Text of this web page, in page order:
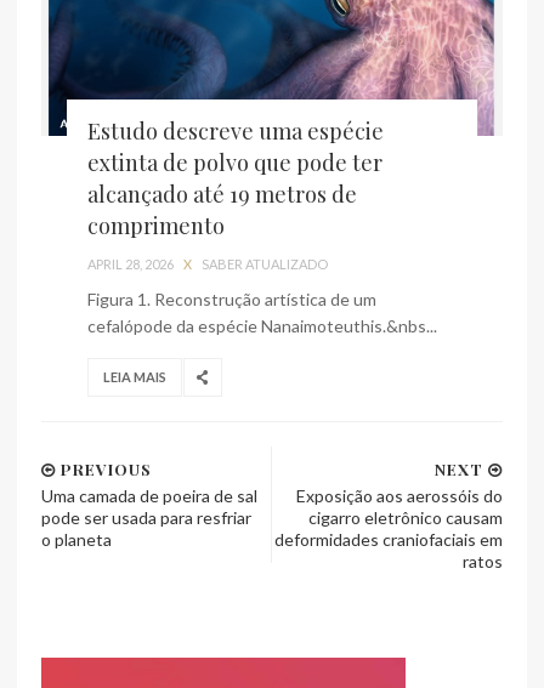
Estudo descreve uma espécie
extinta de polvo que pode ter
alcançado até 19 metros de
comprimento
APRIL 28, 2026 X SABER ATUALIZADO
Figura 1. Reconstrução artística de um
cefalópode da espécie Nanaimoteuthis.&nbs...
LEIA MAIS
NEXT
Exposição aos aerossóis do
cigarro eletrônico causam
deformidades craniofaciais em
ratos
PREVIOUS
Uma camada de poeira de sal
pode ser usada para resfriar
o planeta